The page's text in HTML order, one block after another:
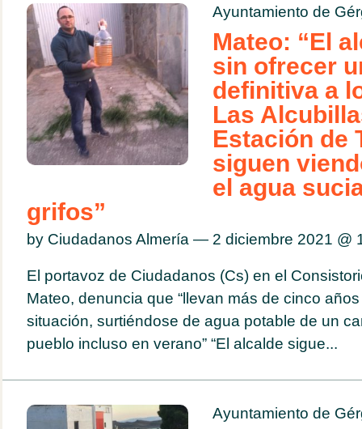
Ayuntamiento de
Mateo: “El
sin ofrecer
definitiva a
Las
Estación de
siguen
el agua
grifos”
by Ciudadanos Almería — 2 diciembre 2021 @
El portavoz de Ciudadanos (Cs) en el
Mateo, denuncia que “llevan más de cinco
situación, surtiéndose de agua potable de un
pueblo incluso en verano” “El alcalde sigue...
Ayuntamiento de